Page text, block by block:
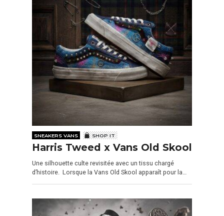
SNEAKERS VANS SHOP IT
Harris Tweed x Vans Old Skool
Une silhouette culte revisitée avec un tissu chargé
d’histoire. Lorsque la Vans Old Skool apparaît pour la…